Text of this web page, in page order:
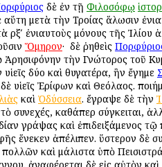
δὲ ἐν τῇ Φιλοσόφῳ
αὕτη μετὰ τὴν Τροίας ἅλωσιν
ρξʹ ἐνιαυτοὺς μόνους τῆς Ἰλίου
Ὅμηρον· ὁ δὲ ῥηθεὶς
Ἀρησιφόνην τὴν Γνώτορος τοῦ
δύο καὶ θυγατέρα, ἣν ἔγημε
δὲ υἱεῖς Ἐρίφων καὶ Θεόλαος.
καὶ Ὀδύσσεια. ἔγραψε δὲ τὴν
συνεχές, καθάπερ σύγκειται,
γράψας καὶ ἐπιδειξάμενος τῷ
ἕνεκεν ἀπέλιπεν. ὕστερον δὲ
καὶ μάλιστα ὑπὸ